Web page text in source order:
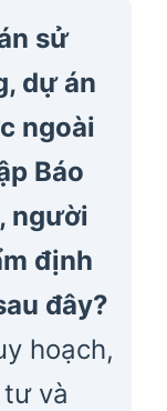
sử
dự án
ngoài
Báo
người
định
đây?
hoạch,
và